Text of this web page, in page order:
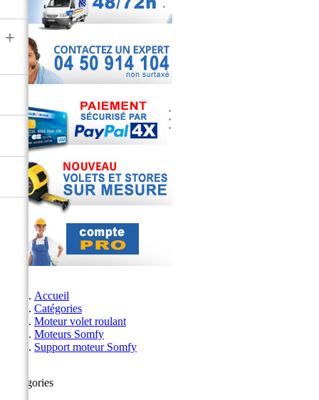
+
Accueil
Catégories
Moteur volet roulant
Moteurs Somfy
Support moteur Somfy
Catégories